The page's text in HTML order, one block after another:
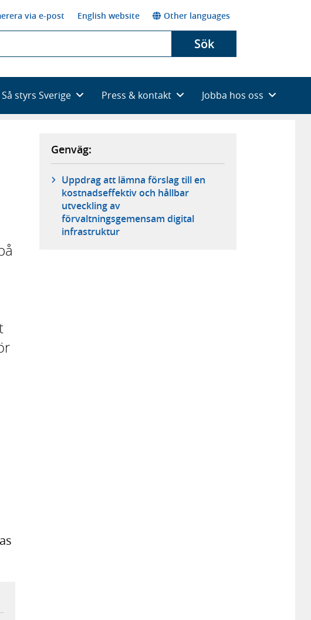
via e-post English website Other languages
Sök
Så styrs Sverige Press & kontakt Jobba hos oss
Genväg:
Uppdrag att lämna förslag till en
kostnadseffektiv och hållbar
utveckling av
förvaltningsgemensam digital
infrastruktur